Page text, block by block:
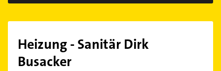
Heizung - Sanitär Dirk
Busacker